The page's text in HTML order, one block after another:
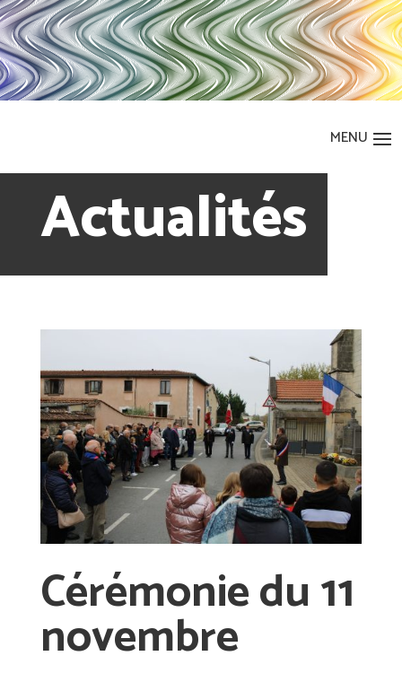
Actualités
Cérémonie du 11
novembre